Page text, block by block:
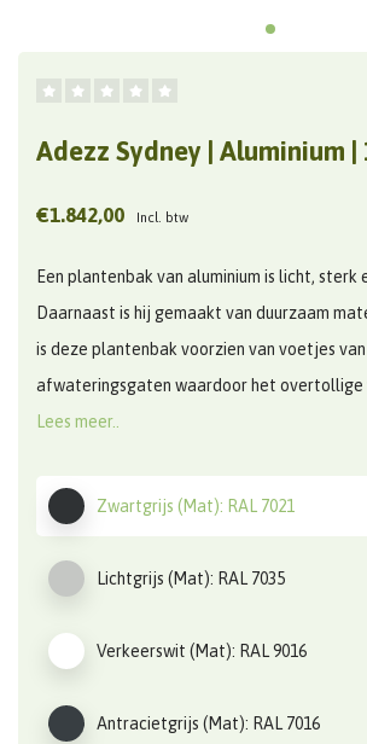
Adezz Sydney | Aluminium |
€1.842,00 Incl. btw
Een plantenbak van aluminium is licht, sterk
Daarnaast is hij gemaakt van duurzaam
is deze plantenbak voorzien van voetjes van
afwateringsgaten waardoor het overtollige
Lees meer..
Zwartgrijs (Mat): RAL 7021
Lichtgrijs (Mat): RAL 7035
Verkeerswit (Mat): RAL 9016
Antracietgrijs (Mat): RAL 7016